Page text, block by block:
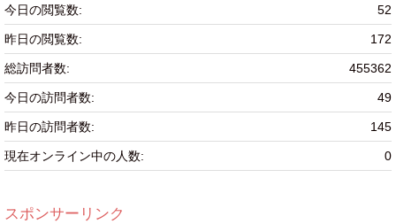
52
今日の閲覧数:
172
昨日の閲覧数:
455362
総訪問者数:
49
今日の訪問者数:
145
昨日の訪問者数:
0
現在オンライン中の人数:
スポンサーリンク